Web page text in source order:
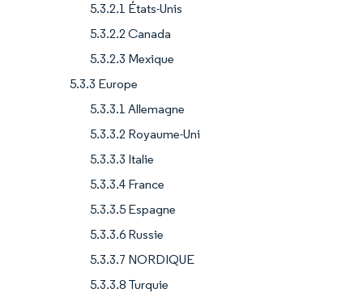
5.3.2.1 États-Unis
5.3.2.2 Canada
5.3.2.3 Mexique
5.3.3 Europe
5.3.3.1 Allemagne
5.3.3.2 Royaume-Uni
5.3.3.3 Italie
5.3.3.4 France
5.3.3.5 Espagne
5.3.3.6 Russie
5.3.3.7 NORDIQUE
5.3.3.8 Turquie